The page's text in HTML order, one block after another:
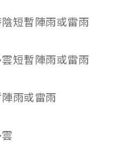
短暫陣雨或雷雨
短暫陣雨或雷雨
雨或雷雨